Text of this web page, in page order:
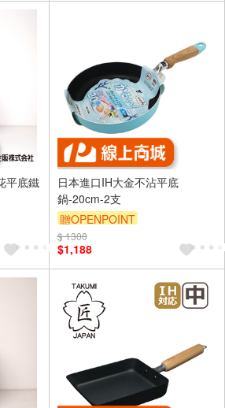
平底鐵
日本進口IH大金不沾平底
鍋-20cm-2支
贈OPENPOINT
$ 1300
$1,188